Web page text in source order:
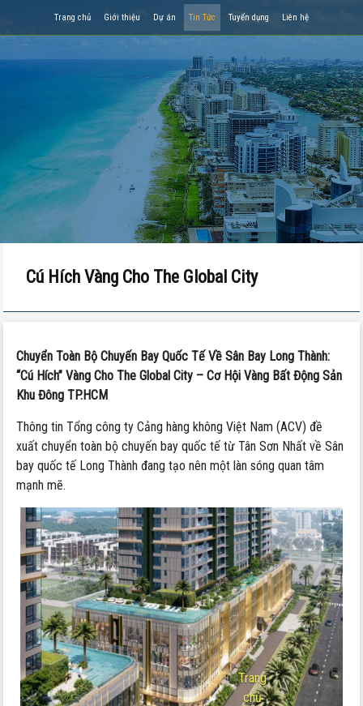
Trang chủ Giới thiệu Dự án Tin Tức Tuyển dụng Liên hệ
Trang
chủ
Cú Hích Vàng Cho The Global City
Chuyển Toàn Bộ Chuyến Bay Quốc Tế Về Sân Bay Long Thành:
“Cú Hích” Vàng Cho The Global City – Cơ Hội Vàng Bất Động Sản
Khu Đông TP.HCM
Thông tin Tổng công ty Cảng hàng không Việt Nam (ACV) đề
xuất chuyển toàn bộ chuyến bay quốc tế từ Tân Sơn Nhất về Sân
bay quốc tế Long Thành đang tạo nên một làn sóng quan tâm
mạnh mẽ.